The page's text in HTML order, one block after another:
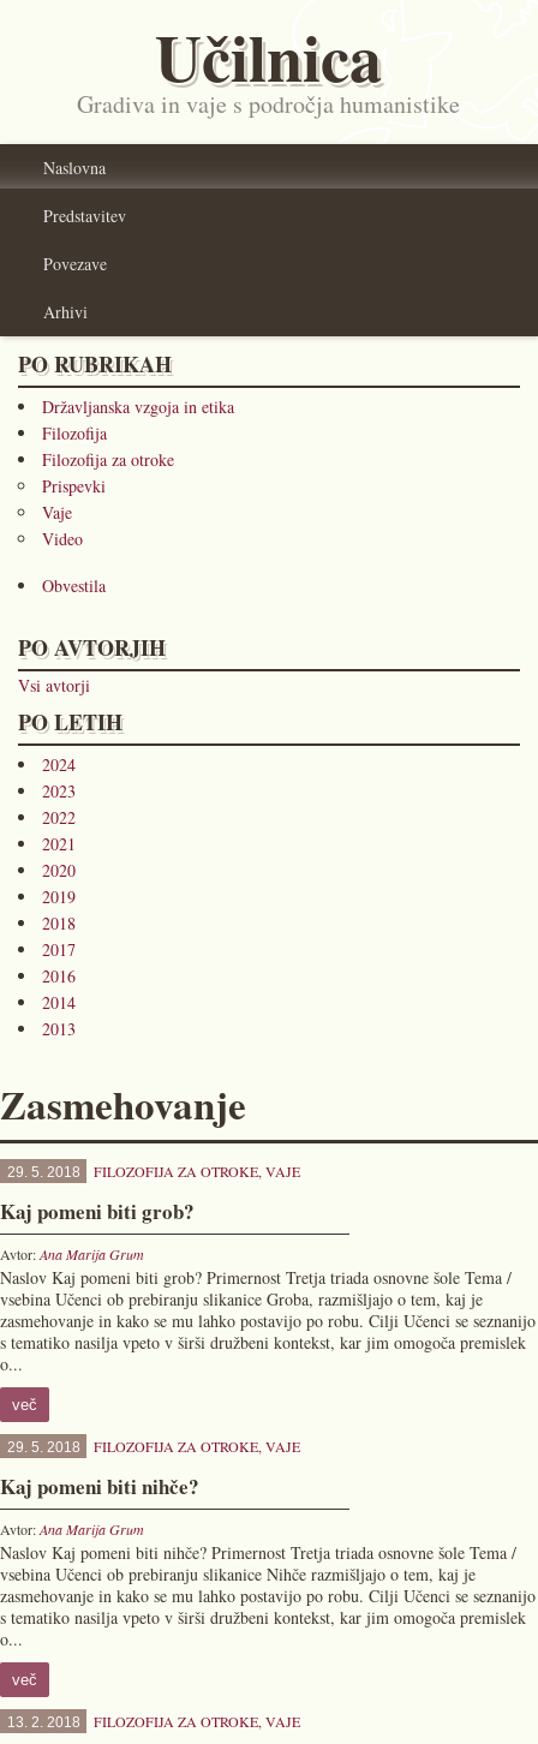
Učilnica
Gradiva in vaje s področja humanistike
Naslovna
Predstavitev
Povezave
Arhivi
PO RUBRIKAH
Državljanska vzgoja in etika
Filozofija
Filozofija za otroke
Prispevki
Vaje
Video
Obvestila
PO AVTORJIH
Vsi avtorji
PO LETIH
2024
2023
2022
2021
2020
2019
2018
2017
2016
2014
2013
Zasmehovanje
29. 5. 2018 FILOZOFIJA ZA OTROKE, VAJE
Kaj pomeni biti grob?
Avtor:Ana Marija Grum
Naslov Kaj pomeni biti grob? Primernost Tretja triada osnovne šole Tema /
vsebina Učenci ob prebiranju slikanice Groba, razmišljajo o tem, kaj je
zasmehovanje in kako se mu lahko postavijo po robu. Cilji Učenci se seznanijo
s tematiko nasilja vpeto v širši družbeni kontekst, kar jim omogoča premislek
o...
več
29. 5. 2018 FILOZOFIJA ZA OTROKE, VAJE
Kaj pomeni biti nihče?
Avtor:Ana Marija Grum
Naslov Kaj pomeni biti nihče? Primernost Tretja triada osnovne šole Tema /
vsebina Učenci ob prebiranju slikanice Nihče razmišljajo o tem, kaj je
zasmehovanje in kako se mu lahko postavijo po robu. Cilji Učenci se seznanijo
s tematiko nasilja vpeto v širši družbeni kontekst, kar jim omogoča premislek
o...
več
13. 2. 2018 FILOZOFIJA ZA OTROKE, VAJE